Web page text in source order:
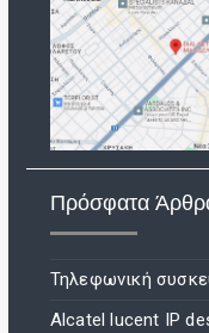
Πρόσφατα
Τηλεφωνική
Alcatel lucent IP